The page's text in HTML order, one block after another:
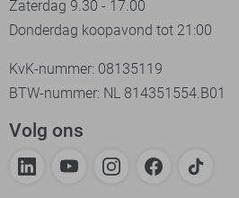
Zaterdag 9.30 - 17.00
Donderdag koopavond tot 21:00
KvK-nummer: 08135119
BTW-nummer: NL 814351554.B01
Volg ons